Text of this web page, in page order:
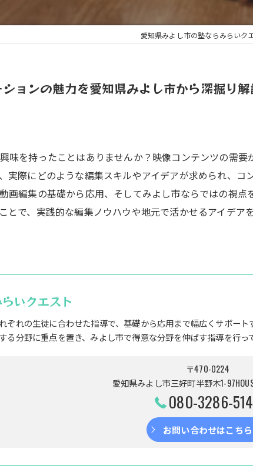
愛知県みよし市の塾ならみらいク
ョンの魅力を愛知県みよし市から深掘り解
味を持ったことはありませんか？映像コンテンツの需
実際にどのような編集スキルやアイデアが求められ、
画編集の基礎から応用、そしてみよし市ならではの視
とで、実践的な編集ノウハウや地元で活かせるアイデ
いクエスト
ぞれの生徒に合わせた指導で、基礎から応用まで幅広くサポー
る分野に重点を置き、みよし市で得意な分野を伸ばす指導を行っ
〒470-0224
愛知県みよし市三好町半野木1-
080-3286-
お問い合わせはこちら